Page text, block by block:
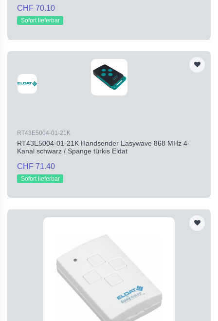
CHF 70.10
Sofort lieferbar
RT43E5004-01-21K
RT43E5004-01-21K Handsender Easywave 868 MHz 4-
Kanal schwarz / Spange türkis Eldat
CHF 71.40
Sofort lieferbar